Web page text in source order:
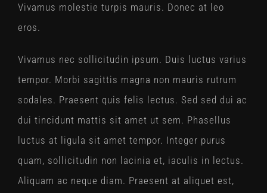
Vivamus molestie turpis mauris. Donec at leo
eros.
Vivamus nec sollicitudin ipsum. Duis luctus varius
tempor. Morbi sagittis magna non mauris rutrum
sodales. Praesent quis felis lectus. Sed sed dui ac
dui tincidunt mattis sit amet ut sem. Phasellus
luctus at ligula sit amet tempor. Integer purus
quam, sollicitudin non lacinia et, iaculis in lectus.
Aliquam ac neque diam. Praesent at aliquet est,